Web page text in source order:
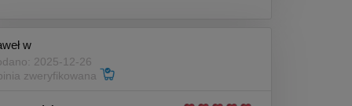
w
2025-12-26
zweryfikowana